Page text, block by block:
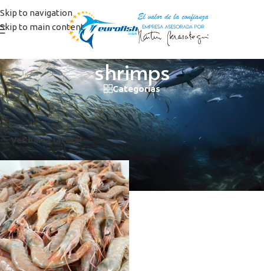
Skip to navigation
Skip to main content
shrimps
Categorías
Inicio/Productos etiquetados “shrimps”
Mostrando el único resultado
Ver barra lateral